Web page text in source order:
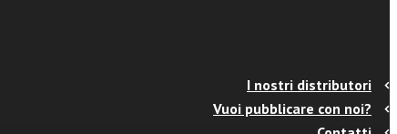
I nostri distributori
Vuoi pubblicare con noi?